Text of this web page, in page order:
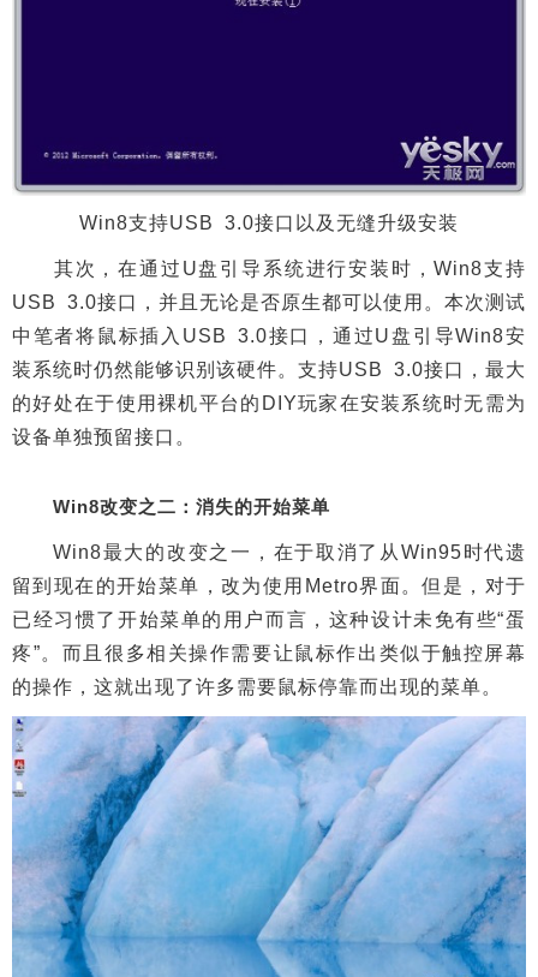
Win8支持USB 3.0接口以及无缝升级安装
其次，在通过U盘引导系统进行安装时，Win8支持
USB 3.0接口，并且无论是否原生都可以使用。本次测试
中笔者将鼠标插入USB 3.0接口，通过U盘引导Win8安
装系统时仍然能够识别该硬件。支持USB 3.0接口，最大
的好处在于使用裸机平台的DIY玩家在安装系统时无需为
设备单独预留接口。
Win8改变之二：消失的开始菜单
Win8最大的改变之一，在于取消了从Win95时代遗
留到现在的开始菜单，改为使用Metro界面。但是，对于
已经习惯了开始菜单的用户而言，这种设计未免有些“蛋
疼”。而且很多相关操作需要让鼠标作出类似于触控屏幕
的操作，这就出现了许多需要鼠标停靠而出现的菜单。